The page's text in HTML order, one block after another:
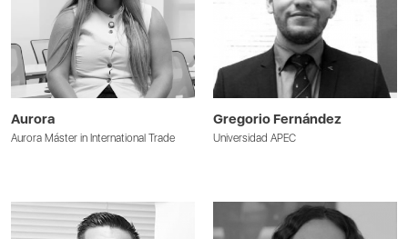
Aurora
Aurora Máster in International Trade
Gregorio Fernández
Universidad APEC